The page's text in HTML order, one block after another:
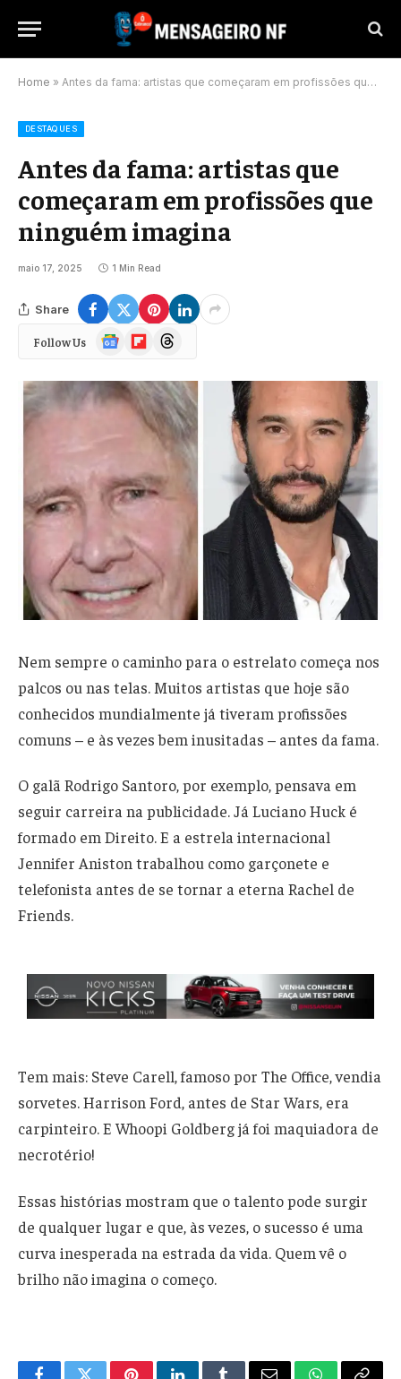
Home » Antes da fama: artistas que começaram em profissões que ninguém imagina
DESTAQUES
Antes da fama: artistas que
começaram em profissões que
ninguém imagina
maio 17, 2025 1 Min Read
Share
Follow Us
Google
News
FlipboardThreads
Nem sempre o caminho para o estrelato começa nos
palcos ou nas telas. Muitos artistas que hoje são
conhecidos mundialmente já tiveram profissões
comuns – e às vezes bem inusitadas – antes da fama.
O galã Rodrigo Santoro, por exemplo, pensava em
seguir carreira na publicidade. Já Luciano Huck é
formado em Direito. E a estrela internacional
Jennifer Aniston trabalhou como garçonete e
telefonista antes de se tornar a eterna Rachel de
Friends.
Tem mais: Steve Carell, famoso por The Office, vendia
sorvetes. Harrison Ford, antes de Star Wars, era
carpinteiro. E Whoopi Goldberg já foi maquiadora de
necrotério!
Essas histórias mostram que o talento pode surgir
de qualquer lugar e que, às vezes, o sucesso é uma
curva inesperada na estrada da vida. Quem vê o
brilho não imagina o começo.